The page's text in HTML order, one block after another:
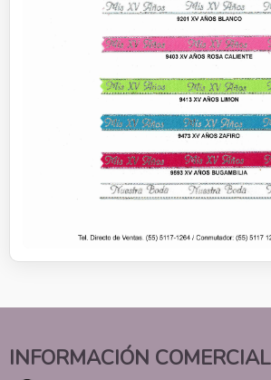
INFORMACIÓN COMERCIAL